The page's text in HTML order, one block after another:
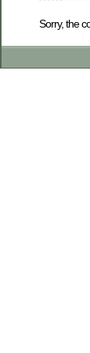
Sorry, the